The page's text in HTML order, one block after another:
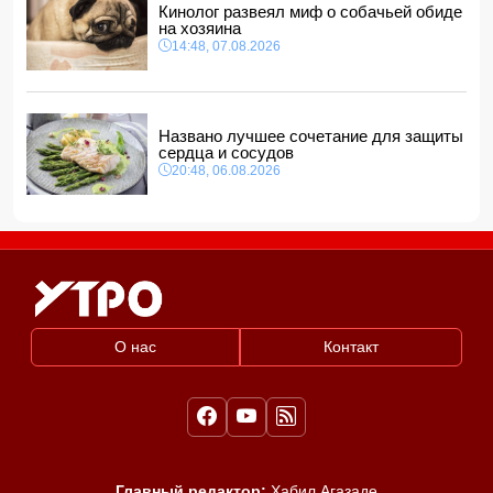
Кинолог развеял миф о собачьей обиде
на хозяина
14:48, 07.08.2026
Названо лучшее сочетание для защиты
сердца и сосудов
20:48, 06.08.2026
О нас Контакт